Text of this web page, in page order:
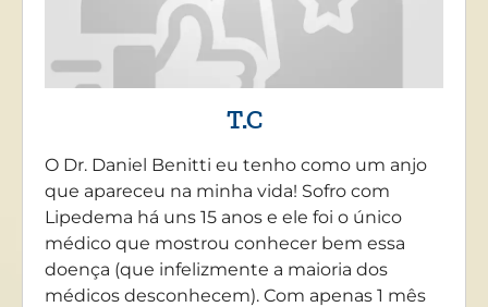
T.C
O Dr. Daniel Benitti eu tenho como um anjo
que apareceu na minha vida! Sofro com
Lipedema há uns 15 anos e ele foi o único
médico que mostrou conhecer bem essa
doença (que infelizmente a maioria dos
médicos desconhecem). Com apenas 1 mês